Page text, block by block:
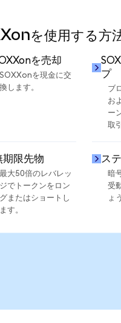
を使用する方
を売却
SOXXonを現金に交
換します。
プ
ブ
お
ー
取
期限先物
最大50倍のレバレッ
ジでトークンをロン
グまたはショートし
ます。
ス
暗
受
ょ